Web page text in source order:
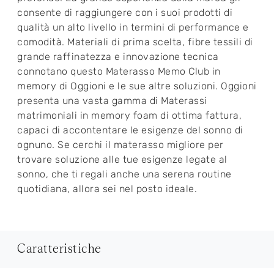
consente di raggiungere con i suoi prodotti di
qualità un alto livello in termini di performance e
comodità. Materiali di prima scelta, fibre tessili di
grande raffinatezza e innovazione tecnica
connotano questo Materasso Memo Club in
memory di Oggioni e le sue altre soluzioni. Oggioni
presenta una vasta gamma di Materassi
matrimoniali in memory foam di ottima fattura,
capaci di accontentare le esigenze del sonno di
ognuno. Se cerchi il materasso migliore per
trovare soluzione alle tue esigenze legate al
sonno, che ti regali anche una serena routine
quotidiana, allora sei nel posto ideale.
Caratteristiche